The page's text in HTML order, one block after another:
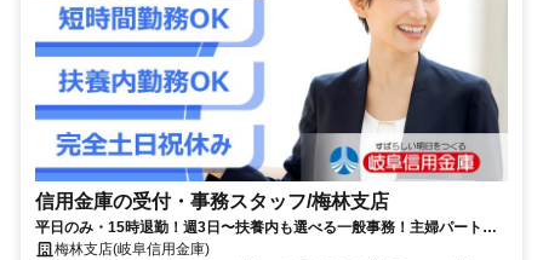
信用金庫の受付・事務スタッフ/梅林支店
平日のみ・15時退勤！週3日〜扶養内も選べる一般事務！主婦パート活
躍中の金融事務アルバイト・パート募集◎
梅林支店(岐阜信用金庫)